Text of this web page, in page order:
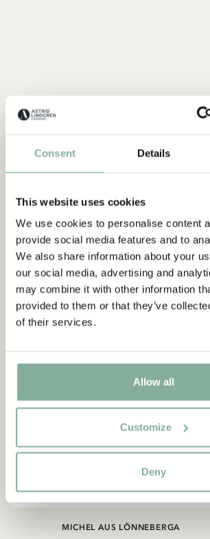
Consent Details
This website uses cookies
We use cookies to personalise content
provide social media features and to
We also share information about your
our social media, advertising and
may combine it with other information
provided to them or that they’ve
of their services.
Allow all
Customize
Deny
Alles mit Michel
MICHEL AUS LÖNNEBERGA